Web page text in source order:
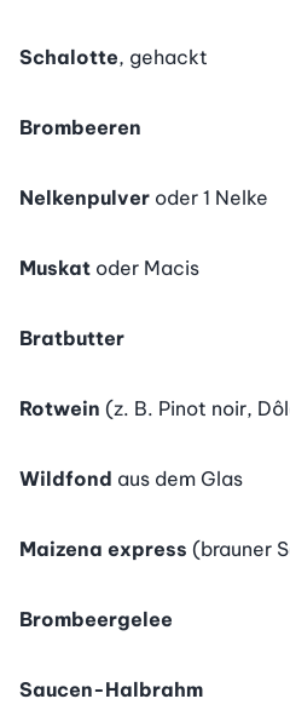
Schalotte, gehackt
Brombeeren
Nelkenpulver oder 1 Nelke
Muskat oder Macis
Bratbutter
Rotwein (z. B. Pinot noir,
Wildfond aus dem Glas
Maizena express (brauner
Brombeergelee
Saucen-Halbrahm